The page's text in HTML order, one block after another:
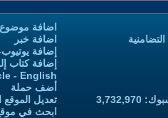
اضافة
اضافة خبر
إضافة
إضافة كتاب
- English
أضف حملة
تعديل
ابحث في